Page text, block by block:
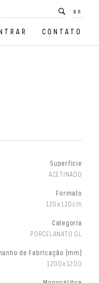
BR
CONTATO
Superfície
ACETINADO
Formato
120x120cm
Categoria
PORCELANATO GL
de Fabricação (mm)
1200x1200